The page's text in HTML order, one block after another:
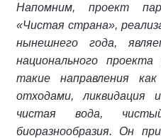
Напомним, проект
«Чистая страна»,
нынешнего года,
национального
такие направления
отходами, ликвидация
чистая вода,
биоразнообразия. Он